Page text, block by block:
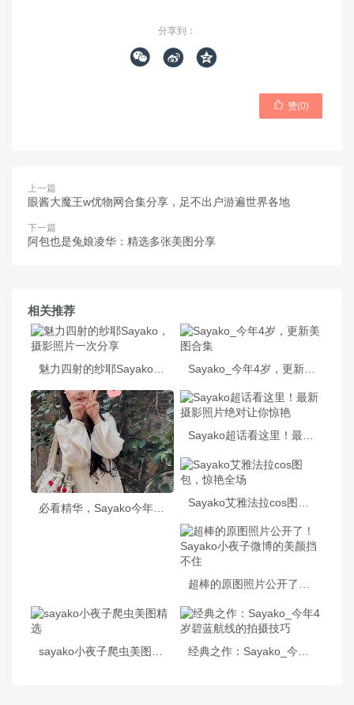
分享到：
  
 赞(0)
上一篇
眼酱大魔王w优物网合集分享，足不出户游遍世界各地
下一篇
阿包也是兔娘凌华：精选多张美图分享
相关推荐
魅力四射的纱耶Sayako，摄影照片一次分享 Sayako_今年4岁，更新美图合集
必看精华，Sayako今年4岁cos 照片套餐惊喜连连